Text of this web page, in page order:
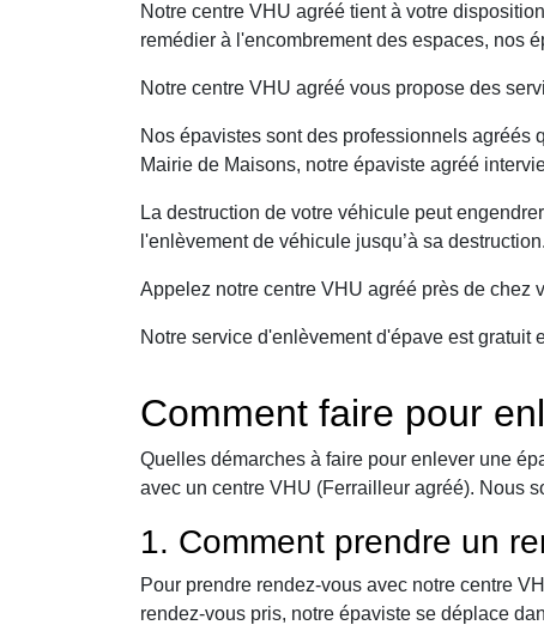
Notre centre VHU agréé tient à votre
remédier à l'encombrement des espaces, nos
Notre centre VHU agréé vous propose des
Nos épavistes sont des professionnels
Mairie de Maisons, notre épaviste agréé
La destruction de votre véhicule peut
l'enlèvement de véhicule jusqu’à sa destruction.
Appelez notre centre VHU agréé près de chez
Notre service d'enlèvement d'épave est gratuit
Comment faire pour
Quelles démarches à faire pour enlever une
avec un centre VHU (Ferrailleur agréé). Nous
1. Comment prendre un
Pour prendre rendez-vous avec notre centre
rendez-vous pris, notre épaviste se déplace